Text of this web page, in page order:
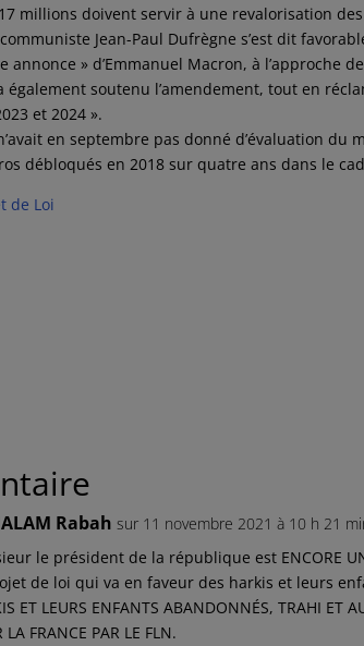
millions doivent servir à une revalorisation
Jean-Paul Dufrègne s’est dit
annonce » d’Emmanuel Macron, à l’approche
également soutenu l’amendement, tout en
et 2024 ».
en septembre pas donné d’évaluation du
débloqués en 2018 sur quatre ans dans le
de Loi
Rabah sur 11 novembre 2021 à 10 h 21
le président de la république est ENCORE
de loi qui va en faveur des harkis et leurs
ET LEURS ENFANTS ABANDONNÉS, TRAHI ET
LA FRANCE PAR LE FLN.